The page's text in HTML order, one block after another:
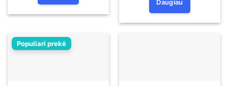
Daugiau
Populiari prekė